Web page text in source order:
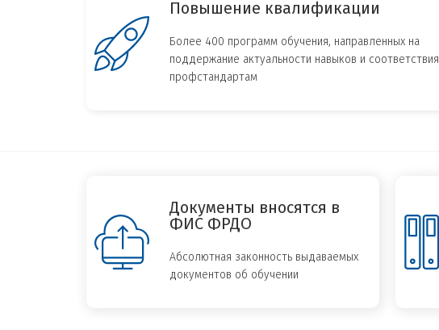
Повышение квалификации
Более 400 программ обучения, направленных на
поддержание актуальности навыков и соответствия
профстандартам
Документы вносятся в
ФИС ФРДО
Абсолютная законность выдаваемых
документов об обучении